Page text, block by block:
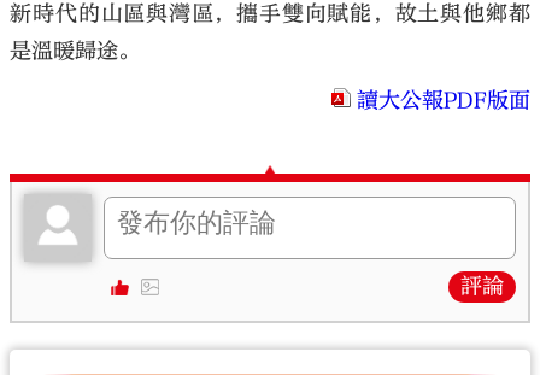
新時代的山區與灣區，攜手雙向賦能，故土與他鄉都
是溫暖歸途。
讀大公報PDF版面
評論